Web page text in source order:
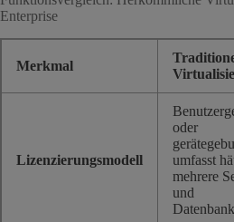
Enterprise
Merkmal
Lizenzierungsmodell
oder
umfasst
mehrere
und